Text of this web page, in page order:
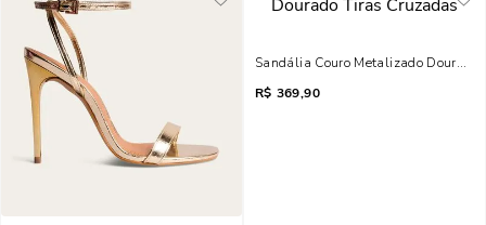
Sandália Couro Metalizado Dourado
R$ 369,90